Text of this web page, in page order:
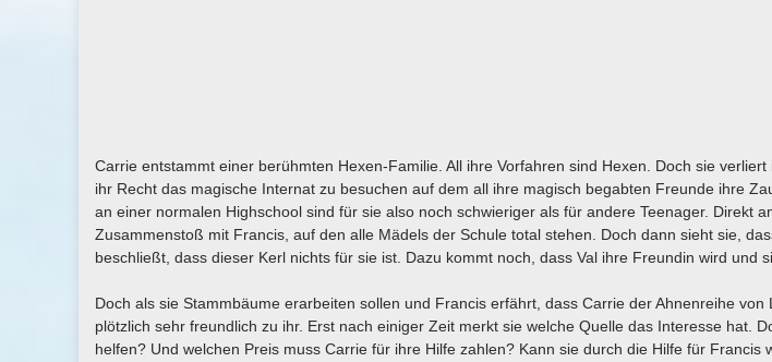
Carrie entstammt einer berühmten Hexen-Familie. All ihre Vorfahren sind Hexen. Doch sie
ihr Recht das magische Internat zu besuchen auf dem all ihre magisch begabten Freunde ihre
an einer normalen Highschool sind für sie also noch schwieriger als für andere Teenager. Direkt
Zusammenstoß mit Francis, auf den alle Mädels der Schule total stehen. Doch dann sieht sie,
beschließt, dass dieser Kerl nichts für sie ist. Dazu kommt noch, dass Val ihre Freundin wird und
Doch als sie Stammbäume erarbeiten sollen und Francis erfährt, dass Carrie der Ahnenreihe
plötzlich sehr freundlich zu ihr. Erst nach einiger Zeit merkt sie welche Quelle das Interesse hat.
helfen? Und welchen Preis muss Carrie für ihre Hilfe zahlen? Kann sie durch die Hilfe für Francis